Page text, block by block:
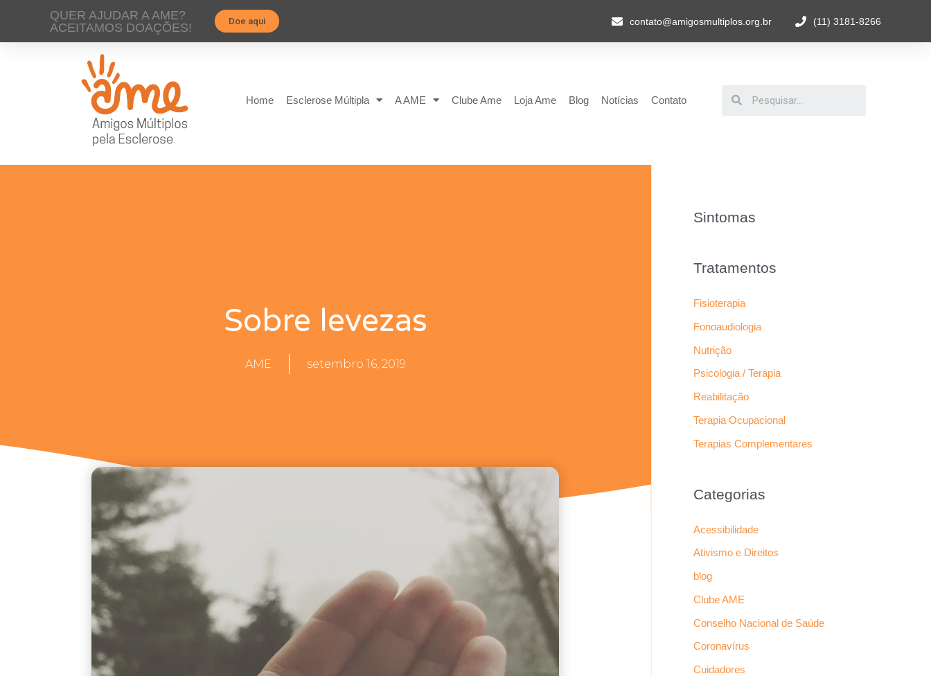
QUER AJUDAR A AME?
ACEITAMOS DOAÇÕES!
Doe aqui contato@amigosmultiplos.org.br (11) 3181-8266
Home Esclerose Múltipla A AME Clube Ame Loja Ame Blog Notícias Contato
Sobre levezas
AME setembro 16, 2019
Sintomas
Tratamentos
Fisioterapia
Fonoaudiologia
Nutrição
Psicologia / Terapia
Reabilitação
Terapia Ocupacional
Terapias Complementares
Categorias
Acessibilidade
Ativismo e Direitos
blog
Clube AME
Conselho Nacional de Saúde
Coronavírus
Cuidadores